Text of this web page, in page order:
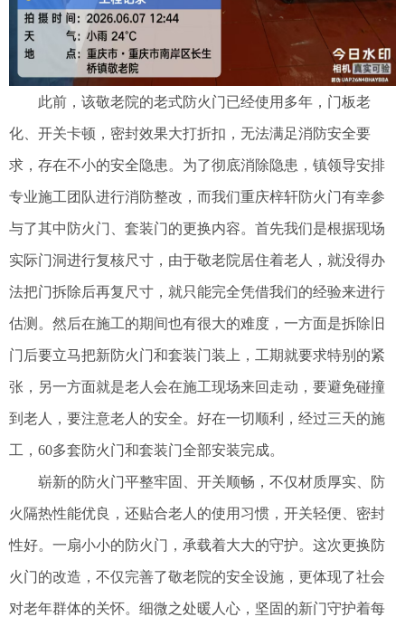
此前， 该敬老院的老式防火门已经使用多年，门板老
化、开关卡顿，密封效果大打折扣，无法满足消防安全要
求，存在不小的安全隐患。为了彻底消除隐患， 镇领导安排
专业施工团队进行消防整改，而我们重庆梓轩防火门有幸参
与了其中防火门、套装门的更换内容。首先我们是根据现场
实际门洞进行复核尺寸，由于敬老院居住着老人，就没得办
法把门拆除后再复尺寸，就只能完全凭借我们的经验来进行
估测。然后在施工的期间也有很大的难度，一方面是拆除旧
门后要立马把新防火门和套装门装上，工期就要求特别的紧
张，另一方面就是老人会在施工现场来回走动，要避免碰撞
到老人，要注意老人的安全。好在一切顺利，经过三天的施
工， 60多套防火门和套装门全部安装完成。
崭新的防火门平整牢固、开关顺畅，不仅材质厚实、防
火隔热性能优良，还贴合老人的使用习惯，开关轻便、密封
性好。一扇小小的防火门，承载着大大的守护。这次更换防
火门的改造，不仅完善了敬老院的安全设施，更体现了社会
对老年群体的关怀。细微之处暖人心，坚固的新门守护着每